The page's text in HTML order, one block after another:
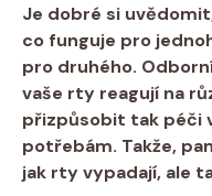
Je dobré si
co funguje pro
pro druhého.
vaše rty reagují na
přizpůsobit tak péči
potřebám. Takže,
jak rty vypadají, ale